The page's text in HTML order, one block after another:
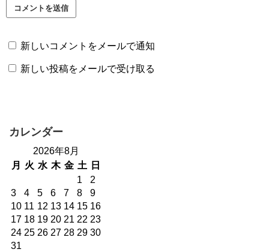
新しいコメントをメールで通知
新しい投稿をメールで受け取る
カレンダー
2026年8月
月
火 水 木 金 土 日
1
2
3
4 5 6 7 8
9
10 11 12 13 14 15 16
17 18 19 20 21 22 23
24 25 26 27 28 29 30
31